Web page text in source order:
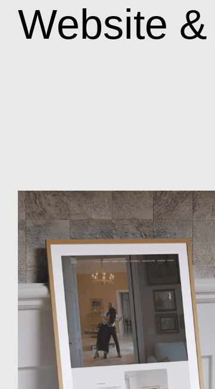
Website